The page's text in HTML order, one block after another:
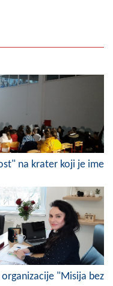
na krater koji je ime
"Misija bez